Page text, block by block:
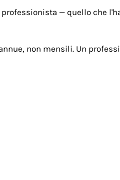
— quello che
non mensili. Un